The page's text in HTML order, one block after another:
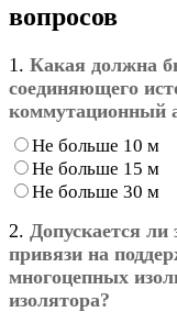
вопросов
1. Какая должна
соединяющего
коммутационный
Не больше 10 м
Не больше 15 м
Не больше 30 м
2. Допускается ли
привязи на
многоцепных
изолятора?